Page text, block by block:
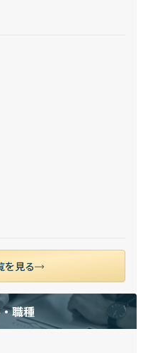
を見る
職種